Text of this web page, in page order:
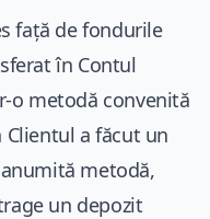
față de fondurile
în Contul
o metodă convenită
Clientul a făcut un
metodă,
un depozit